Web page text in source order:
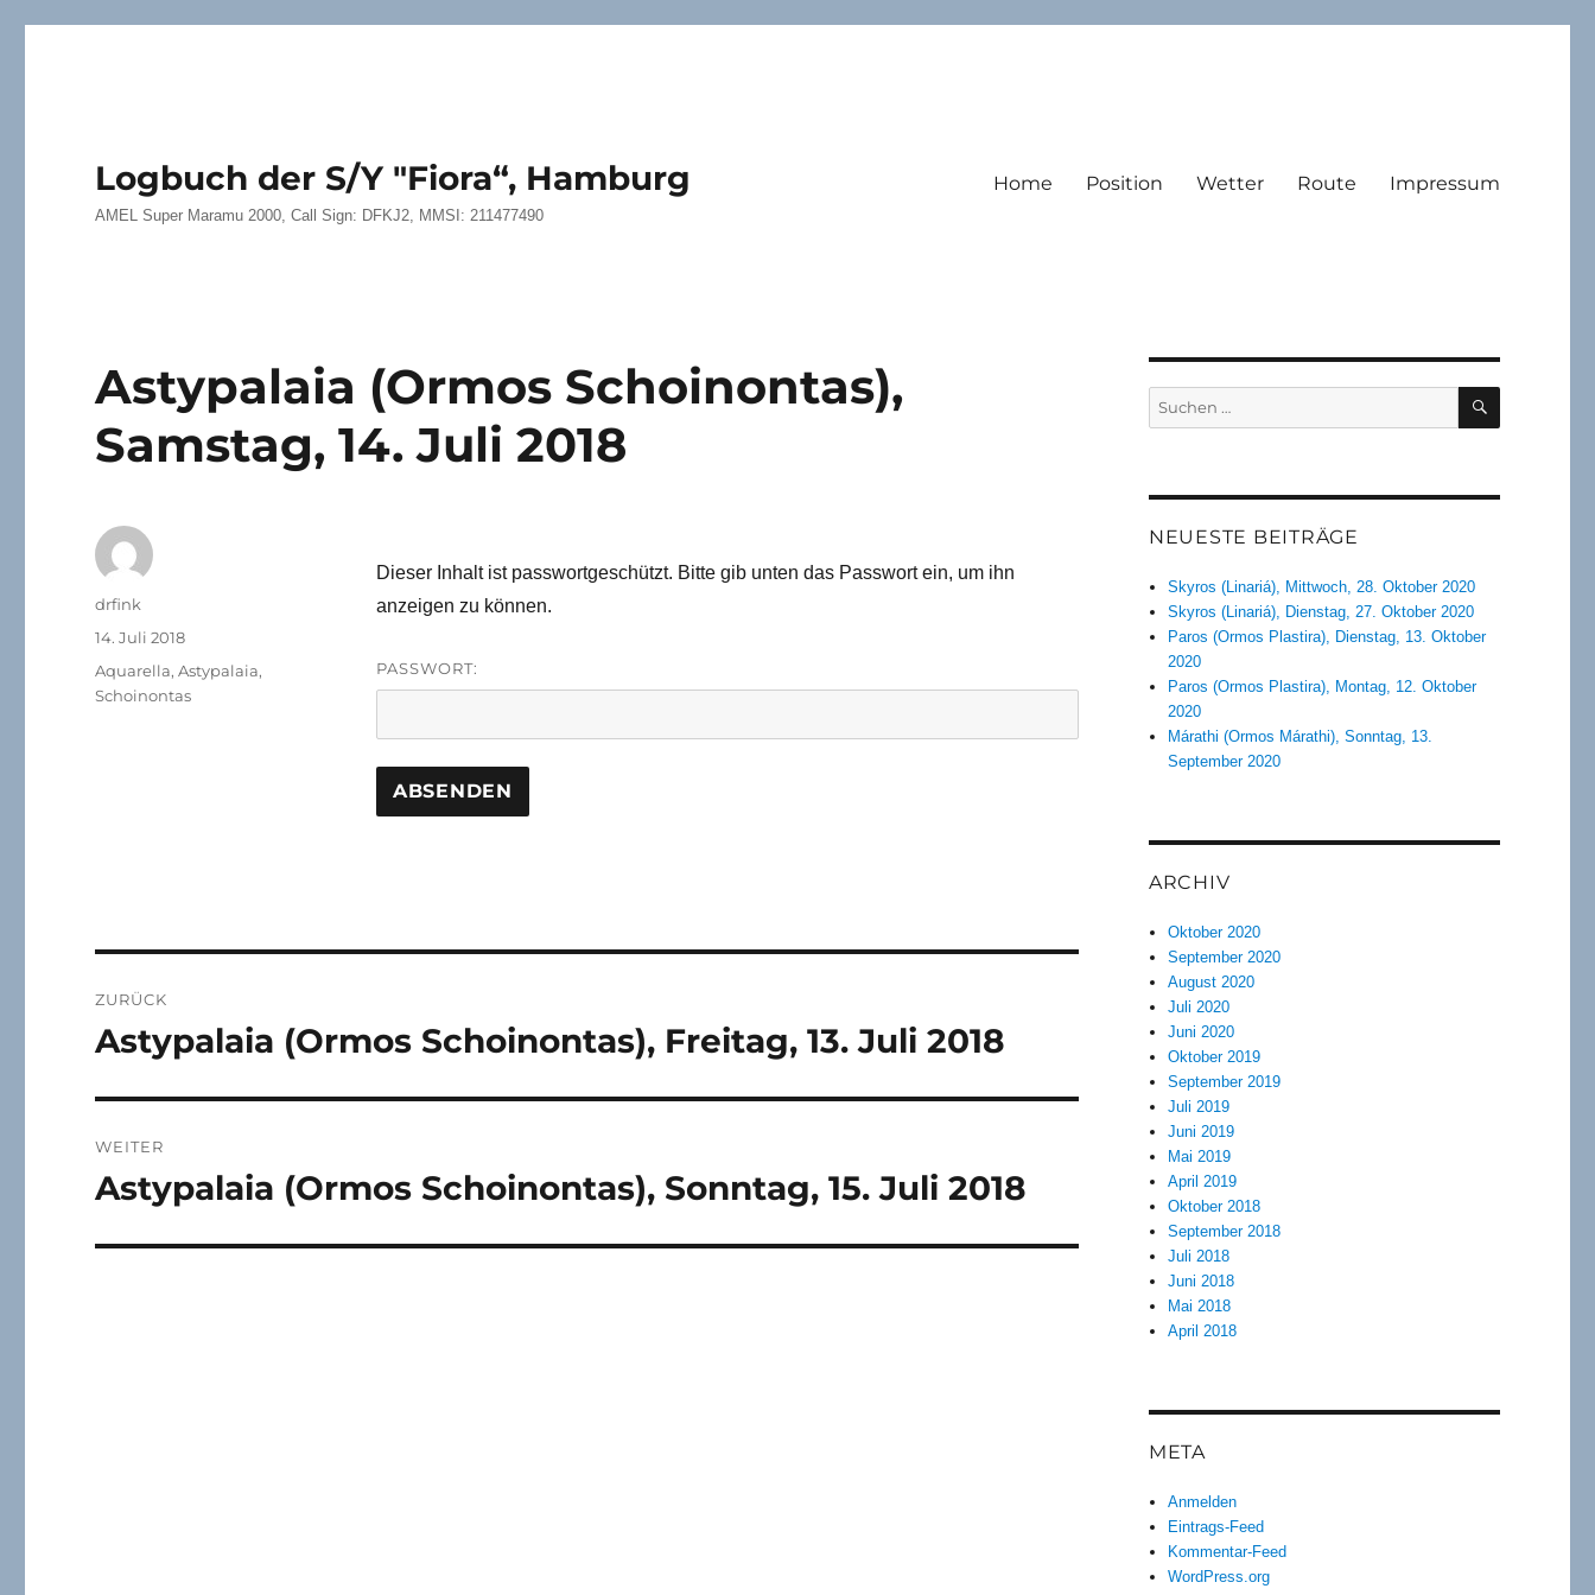
Logbuch der S/Y "Fiora“, Hamburg
AMEL Super Maramu 2000, Call Sign: DFKJ2, MMSI: 211477490
Home Position Wetter Route Impressum
Astypalaia (Ormos Schoinontas),
Samstag, 14. Juli 2018
Dieser Inhalt ist passwortgeschützt. Bitte gib unten das Passwort ein, um ihn
anzeigen zu können.
PASSWORT:
Autor
drfink
Veröffentlicht
14. Juli 2018
Schlagwörter
Aquarella,Astypalaia,
Schoinontas
ZURÜCK
Vorheriger
Astypalaia (Ormos Schoinontas), Freitag, 13. Juli 2018
WEITER
Nächster
Astypalaia (Ormos Schoinontas), Sonntag, 15. Juli 2018
Suchen
nach:
SUCHEN
NEUESTE BEITRÄGE
Skyros (Linariá), Mittwoch, 28. Oktober 2020
Skyros (Linariá), Dienstag, 27. Oktober 2020
Paros (Ormos Plastira), Dienstag, 13. Oktober
2020
Paros (Ormos Plastira), Montag, 12. Oktober
2020
Márathi (Ormos Márathi), Sonntag, 13.
September 2020
ARCHIV
Oktober 2020
September 2020
August 2020
Juli 2020
Juni 2020
Oktober 2019
September 2019
Juli 2019
Juni 2019
Mai 2019
April 2019
Oktober 2018
September 2018
Juli 2018
Juni 2018
Mai 2018
April 2018
META
Anmelden
Eintrags-Feed
Kommentar-Feed
WordPress.org